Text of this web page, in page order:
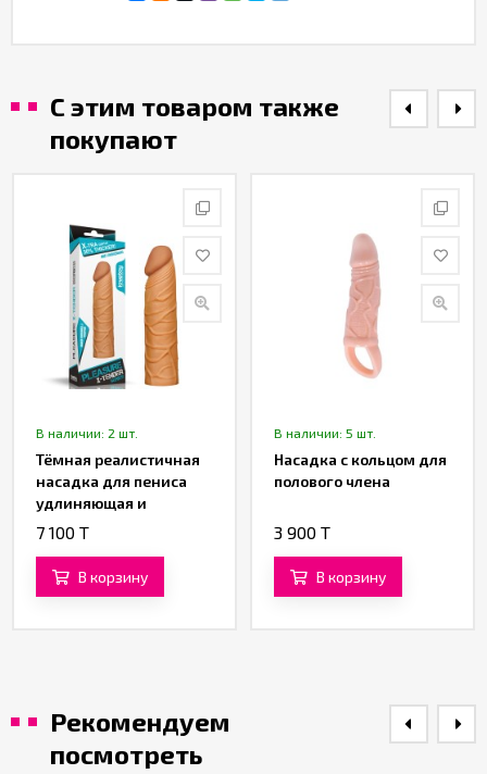
С этим товаром также
покупают
В наличии: 2 шт.
Тёмная реалистичная
насадка для пениса
удлиняющая и
утолщающая «Super-
7 100 T
В корзину
В наличии: 5 шт.
Насадка с кольцом для
полового члена
3 900 T
В корзину
Рекомендуем
посмотреть